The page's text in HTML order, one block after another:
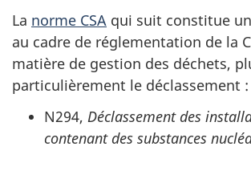
La norme CSA qui suit constitue
au cadre de réglementation de la
matière de gestion des déchets,
particulièrement le déclassement :
N294, Déclassement des
contenant des substances